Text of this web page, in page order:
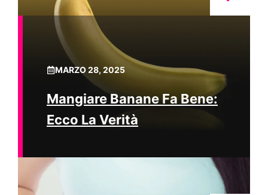
MARZO 28, 2025
Mangiare Banane Fa Bene:
Ecco La Verità